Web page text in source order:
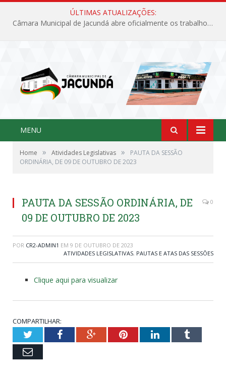
ÚLTIMAS ATUALIZAÇÕES:
Câmara Municipal de Jacundá abre oficialmente os trabalhos legislativos de 2026
MENU
Home » Atividades Legislativas »
PAUTA DA SESSÃO
ORDINÁRIA, DE 09 DE OUTUBRO DE 2023
PAUTA DA SESSÃO ORDINÁRIA, DE
09 DE OUTUBRO DE 2023
0
POR CR2-ADMIN1 EM 9 DE OUTUBRO DE 2023
ATIVIDADES LEGISLATIVAS, PAUTAS E ATAS DAS SESSÕES
Clique aqui para visualizar
COMPARTILHAR:
TwitterFacebookGoogle+PinterestLinkedInTumblr
Email